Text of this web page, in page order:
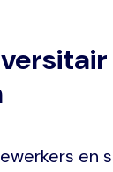
en